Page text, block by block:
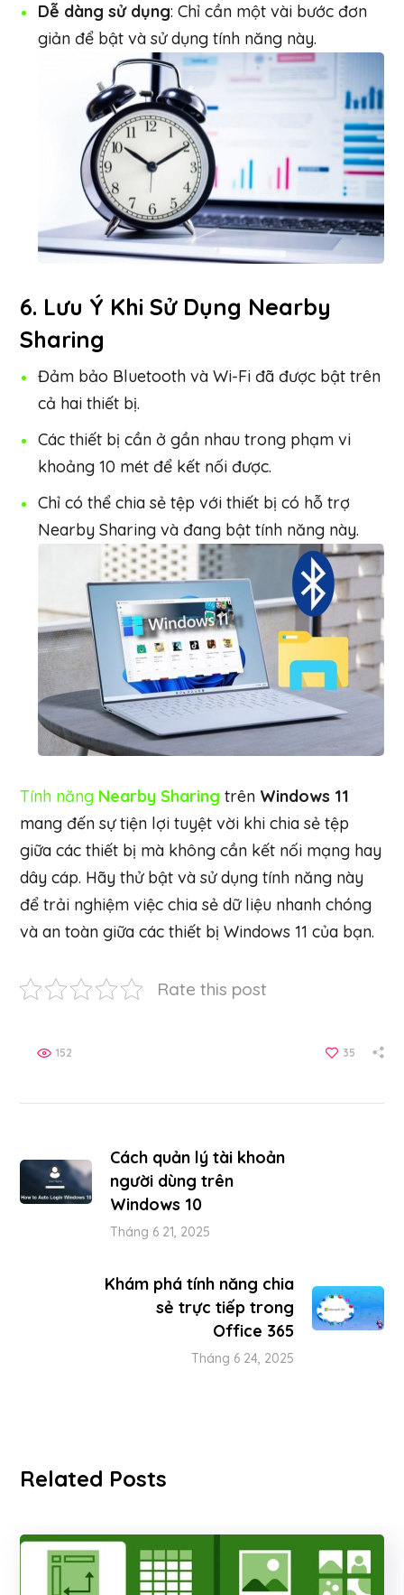
Dễ dàng sử dụng: Chỉ cần một vài bước đơn
giản để bật và sử dụng tính năng này.
6. Lưu Ý Khi Sử Dụng Nearby
Sharing
Đảm bảo Bluetooth và Wi-Fi đã được bật trên
cả hai thiết bị.
Các thiết bị cần ở gần nhau trong phạm vi
khoảng 10 mét để kết nối được.
Chỉ có thể chia sẻ tệp với thiết bị có hỗ trợ
Nearby Sharing và đang bật tính năng này.
Tính năng Nearby Sharing trên Windows 11
mang đến sự tiện lợi tuyệt vời khi chia sẻ tệp
giữa các thiết bị mà không cần kết nối mạng hay
dây cáp. Hãy thử bật và sử dụng tính năng này
để trải nghiệm việc chia sẻ dữ liệu nhanh chóng
và an toàn giữa các thiết bị Windows 11 của bạn.
Rate this post
35
152
Cách quản lý tài khoản
người dùng trên
Windows 10
Tháng 6 21, 2025
Khám phá tính năng chia
sẻ trực tiếp trong
Office 365
Tháng 6 24, 2025
Related Posts